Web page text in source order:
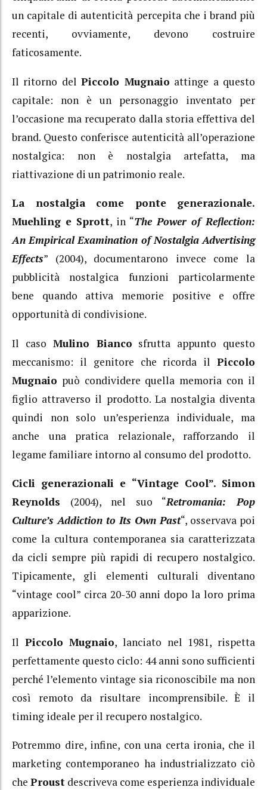
un capitale di autenticità percepita che i brand più
recenti, ovviamente, devono costruire
faticosamente.
Il ritorno delPiccolo Mugnaio attinge a questo
capitale: non è un personaggio inventato per
l’occasione ma recuperato dalla storia effettiva del
brand. Questo conferisce autenticità all’operazione
nostalgica: non è nostalgia artefatta, ma
riattivazione di un patrimonio reale.
La nostalgia come ponte generazionale.
Muehling e Sprott, in “The Power of Reflection:
An Empirical Examination of Nostalgia Advertising
Effects” (2004), documentarono invece come la
pubblicità nostalgica funzioni particolarmente
bene quando attiva memorie positive e offre
opportunità di condivisione.
Il caso Mulino Bianco sfrutta appunto questo
meccanismo: il genitore che ricorda il Piccolo
Mugnaio può condividere quella memoria con il
figlio attraverso il prodotto. La nostalgia diventa
quindi non solo un’esperienza individuale, ma
anche una pratica relazionale, rafforzando il
legame familiare intorno al consumo del prodotto.
Cicli generazionali e “Vintage Cool”. Simon
Reynolds (2004), nel suo “Retromania: Pop
Culture’s Addiction to Its Own Past“, osservava poi
come la cultura contemporanea sia caratterizzata
da cicli sempre più rapidi di recupero nostalgico.
Tipicamente, gli elementi culturali diventano
“vintage cool” circa 20-30 anni dopo la loro prima
apparizione.
Il Piccolo Mugnaio, lanciato nel 1981, rispetta
perfettamente questo ciclo: 44 anni sono sufficienti
perché l’elemento vintage sia riconoscibile ma non
così remoto da risultare incomprensibile. È il
timing ideale per il recupero nostalgico.
Potremmo dire, infine, con una certa ironia, che il
marketing contemporaneo ha industrializzato ciò
che Proust descriveva come esperienza individuale